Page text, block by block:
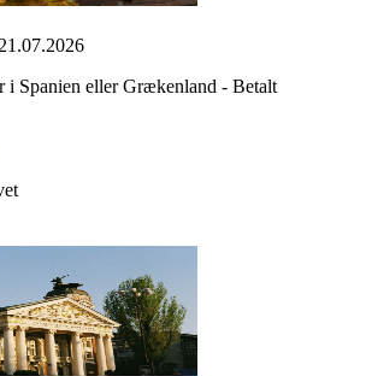
eller Grækenland - Betalt